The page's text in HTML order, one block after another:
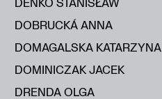
DOBRUCKÁ ANNA
DOMAGALSKA KATARZYNA
DOMINICZAK JACEK
DRENDA OLGA